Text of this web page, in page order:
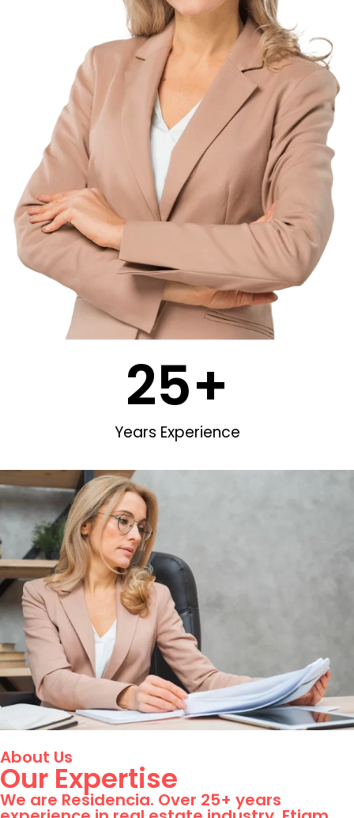
Years Experience
25+
About Us
Our Expertise
We are Residencia. Over 25+ years